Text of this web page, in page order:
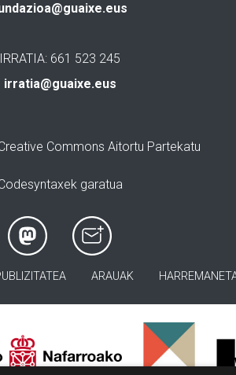
IRRATIA: 661 523 245
irratia@guaixe.eus
Commons Aitortu Partekatu
garatua
ARAUAK